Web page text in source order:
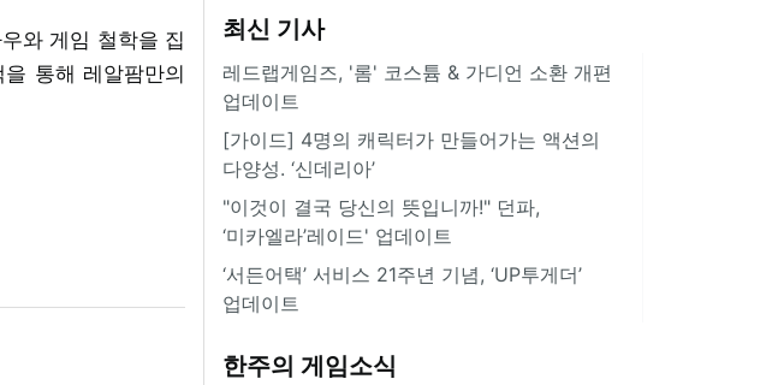
와 게임 철학을 집
통해 레알팜만의
최신 기사
레드랩게임즈, '롬' 코스튬 & 가디언 소환 개편
업데이트
[가이드] 4명의 캐릭터가 만들어가는 액션의
다양성. ‘신데리아’
"이것이 결국 당신의 뜻입니까!" 던파,
‘미카엘라’레이드' 업데이트
‘서든어택’ 서비스 21주년 기념, ‘UP투게더’
업데이트
한주의 게임소식